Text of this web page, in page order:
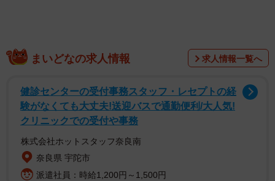
この撮影テクニックが投稿されるやいなや、続々と愛猫で
試す人が登場。「撮れた！」「何か違う…」など反響を呼
び、大盛り上がりに。投稿主のぴえん猫ミントさん
（@piennekomint）に、詳しくお話を伺いました。
まいどなの求人情報 求人情報一覧へ
健診センターの受付事務スタッフ・レセプトの経
験がなくても大丈夫!送迎バスで通勤便利/大人気!
クリニックでの受付や事務
株式会社ホットスタッフ奈良南
奈良県 宇陀市
派遣社員：時給1,200円～1,500円